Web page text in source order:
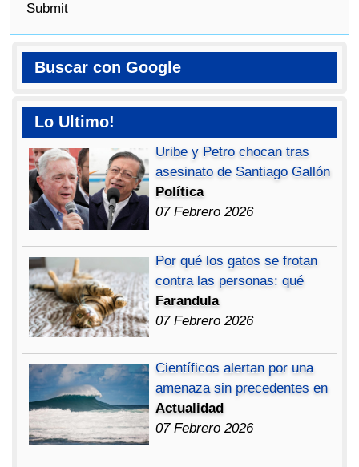
Submit
Buscar con Google
Lo Ultimo!
Uribe y Petro chocan tras
asesinato de Santiago Gallón
Política
07 Febrero 2026
Por qué los gatos se frotan
contra las personas: qué
Farandula
07 Febrero 2026
Científicos alertan por una
amenaza sin precedentes en
Actualidad
07 Febrero 2026